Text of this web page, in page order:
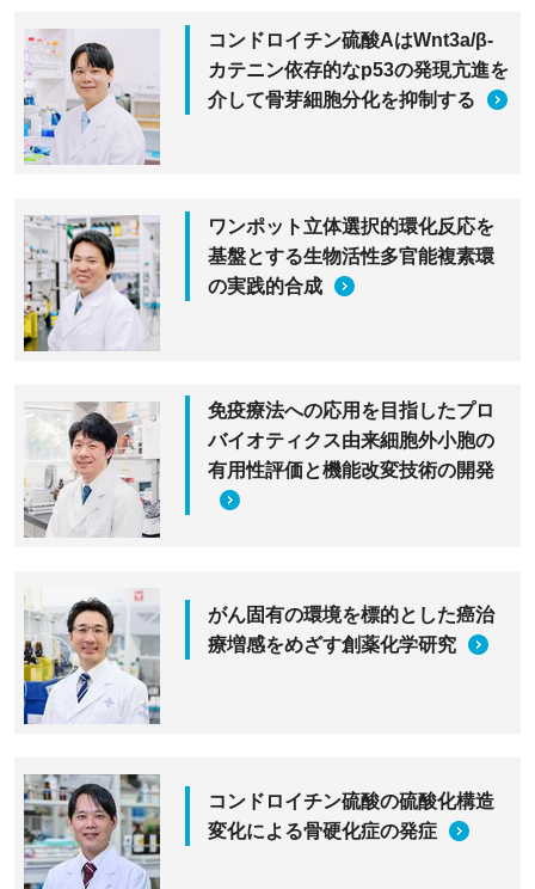
コンドロイチン硫酸AはWnt3a/β-
カテニン依存的なp53の発現亢進を
介して骨芽細胞分化を抑制する
ワンポット立体選択的環化反応を
基盤とする生物活性多官能複素環
の実践的合成
免疫療法への応用を目指したプロ
バイオティクス由来細胞外小胞の
有用性評価と機能改変技術の開発
がん固有の環境を標的とした癌治
療増感をめざす創薬化学研究
コンドロイチン硫酸の硫酸化構造
変化による骨硬化症の発症